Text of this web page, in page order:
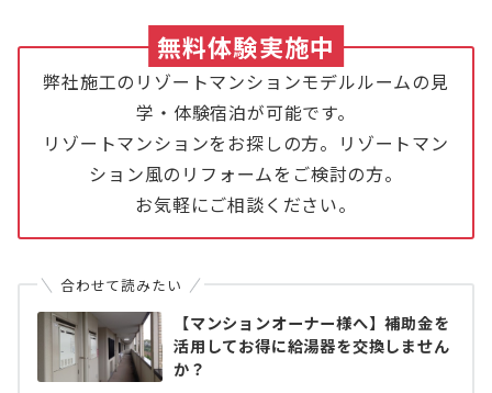
無料体験実施中
弊社施工のリゾートマンションモデルルームの見
学・体験宿泊が可能です。
リゾートマンションをお探しの方。リゾートマン
ション風のリフォームをご検討の方。
お気軽にご相談ください。
合わせて読みたい
【マンションオーナー様へ】補助金を
活用してお得に給湯器を交換しません
か？